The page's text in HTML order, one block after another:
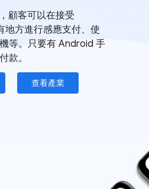
顧客可以在接受
地方進行感應支付、使
等。只要有 Android 手
款。
查看產業